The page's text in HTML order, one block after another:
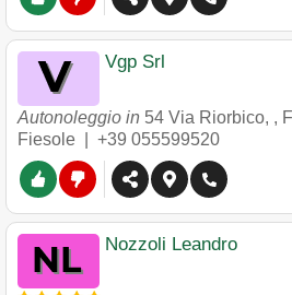
Vgp Srl
Autonoleggio in 54 Via Riorbico, ,
Fiesole
+39 055599520
Nozzoli Leandro